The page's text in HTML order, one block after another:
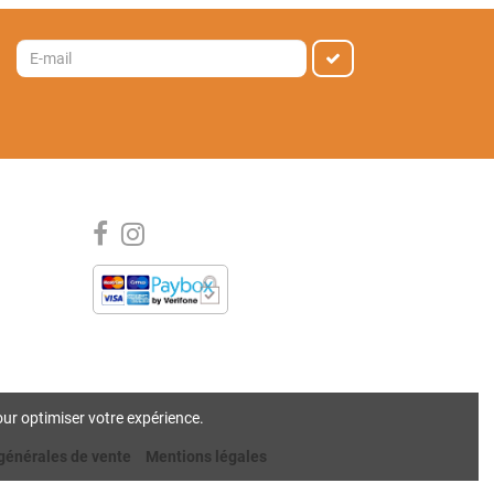
optimiser votre expérience.
de vente Mentions légales